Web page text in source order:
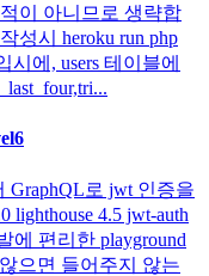
이 아니므로 생략합
성시 heroku run php
시에, users 테이블에
GraphQL로 jwt 인증을
lighthouse 4.5 jwt-auth
에 편리한 playground
으면 들어주지 않는